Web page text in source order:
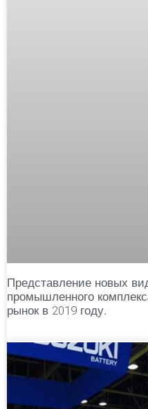
Представление новых
промышленного
рынок в 2019 году.